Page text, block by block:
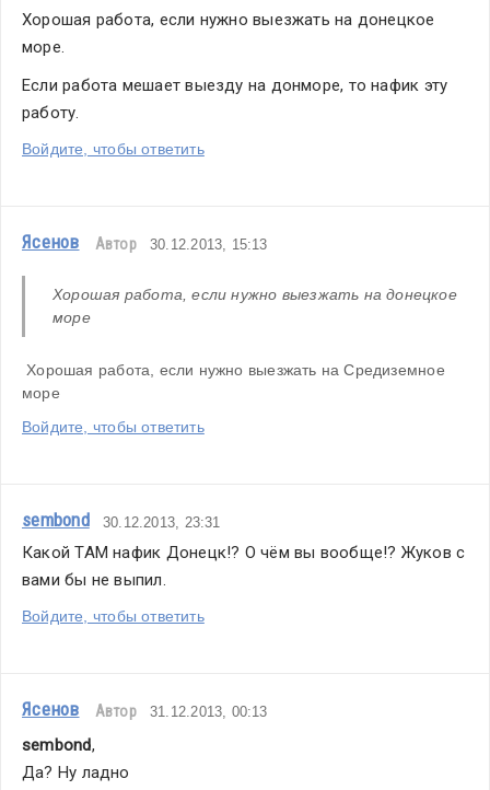
Хорошая работа, если нужно выезжать на донецкое
море.
Если работа мешает выезду на донморе, то нафик эту
работу.
Войдите, чтобы ответить
Ясенов Автор 30.12.2013, 15:13
Хорошая работа, если нужно выезжать на донецкое
море
Хорошая работа, если нужно выезжать на Средиземное
море
Войдите, чтобы ответить
sembond 30.12.2013, 23:31
Какой ТАМ нафик Донецк!? О чём вы вообще!? Жуков с
вами бы не выпил.
Войдите, чтобы ответить
Ясенов Автор 31.12.2013, 00:13
sembond,
Да? Ну ладно